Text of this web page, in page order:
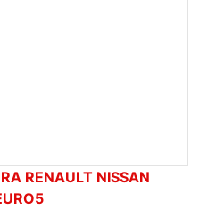
RENAULT NISSAN